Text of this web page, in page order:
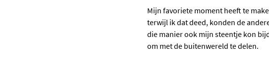
Mijn favoriete moment heeft te
terwijl ik dat deed, konden de
die manier ook mijn steentje kon
om met de buitenwereld te delen.